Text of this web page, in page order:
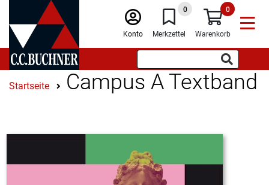
Konto
0
Merkzettel
0
Warenkorb
Startseite Campus A Textband